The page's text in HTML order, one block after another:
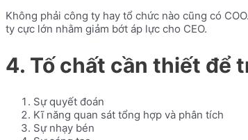
Không phải công ty hay tổ chức nào cũng có
ty cực lớn nhằm giảm bớt áp lực cho CEO.
4. Tố chất cần thiết để
Sự quyết đoán
Kĩ năng quan sát tổng hợp và phân tích
Sự nhạy bén